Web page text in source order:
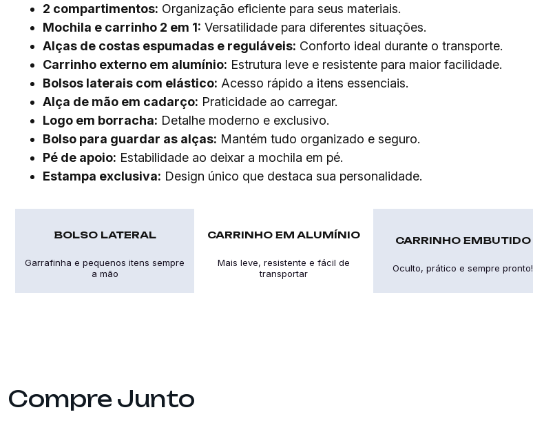
2 compartimentos: Organização eficiente para seus materiais.
Mochila e carrinho 2 em 1: Versatilidade para diferentes situações.
Alças de costas espumadas e reguláveis: Conforto ideal durante o transporte.
Carrinho externo em alumínio: Estrutura leve e resistente para maior facilidade.
Bolsos laterais com elástico: Acesso rápido a itens essenciais.
Alça de mão em cadarço: Praticidade ao carregar.
Logo em borracha: Detalhe moderno e exclusivo.
Bolso para guardar as alças: Mantém tudo organizado e seguro.
Pé de apoio: Estabilidade ao deixar a mochila em pé.
Estampa exclusiva: Design único que destaca sua personalidade.
BOLSO LATERAL
Garrafinha e pequenos itens sempre
a mão
CARRINHO EM ALUMÍNIO
Mais leve, resistente e fácil de
transportar
CARRINHO EMBUTIDO
Oculto, prático e sempre pronto!